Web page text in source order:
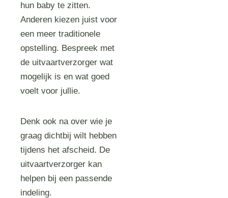
hun baby te zitten.
Anderen kiezen juist voor
een meer traditionele
opstelling. Bespreek met
de uitvaartverzorger wat
mogelijk is en wat goed
voelt voor jullie.
Denk ook na over wie je
graag dichtbij wilt hebben
tijdens het afscheid. De
uitvaartverzorger kan
helpen bij een passende
indeling.